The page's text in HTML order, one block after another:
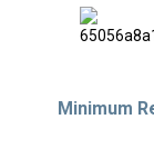
Minimum